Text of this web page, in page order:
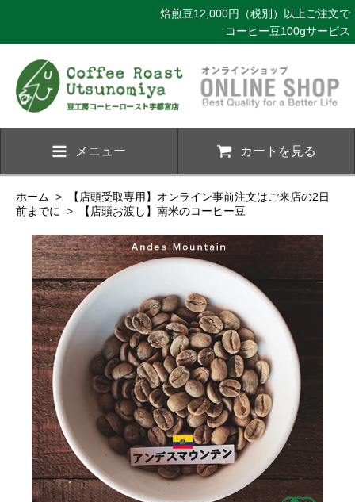
焙煎豆12,000円（税別）以上ご注文で
コーヒー豆100gサービス
メニュー カートを見る
ホーム >
【店頭受取専用】オンライン事前注文はご来店の2日
前までに
> 【店頭お渡し】南米のコーヒー豆